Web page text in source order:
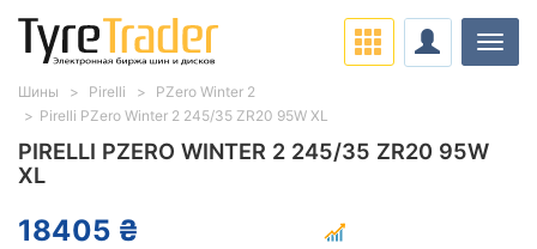
PIRELLI PZERO WINTER 2 245/35 ZR20 95W
XL
18405 ₴
Шины Pirelli
PZero Winter 2
Pirelli PZero Winter 2 245/35 ZR20 95W XL